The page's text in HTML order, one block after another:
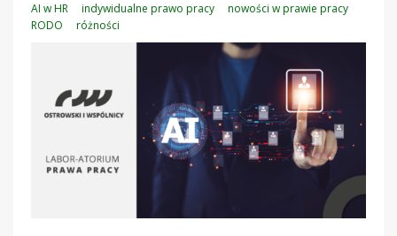
AI w HR
indywidualne prawo pracy
nowości w prawie pracy
RODO
różności